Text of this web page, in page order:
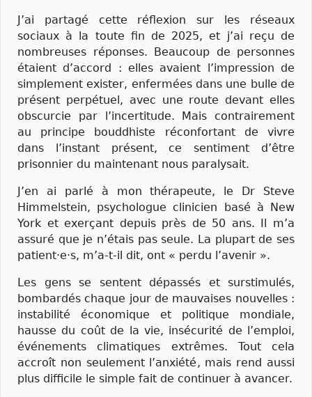
J’ai partagé cette réflexion sur les réseaux
sociaux à la toute fin de 2025, et j’ai reçu de
nombreuses réponses. Beaucoup de personnes
étaient d’accord : elles avaient l’impression de
simplement exister, enfermées dans une bulle de
présent perpétuel, avec une route devant elles
obscurcie par l’incertitude. Mais contrairement
au principe bouddhiste réconfortant de vivre
dans l’instant présent, ce sentiment d’être
prisonnier du maintenant nous paralysait.
J’en ai parlé à mon thérapeute, le Dr Steve
Himmelstein, psychologue clinicien basé à New
York et exerçant depuis près de 50 ans. Il m’a
assuré que je n’étais pas seule. La plupart de ses
patient·e·s, m’a-t-il dit, ont « perdu l’avenir ».
Les gens se sentent dépassés et surstimulés,
bombardés chaque jour de mauvaises nouvelles :
instabilité économique et politique mondiale,
hausse du coût de la vie, insécurité de l’emploi,
événements climatiques extrêmes. Tout cela
accroît non seulement l’anxiété, mais rend aussi
plus difficile le simple fait de continuer à avancer.